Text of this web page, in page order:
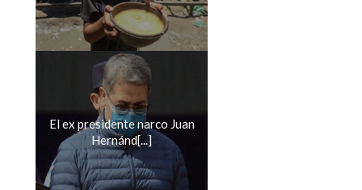
El ex presidente narco Juan
Hernánd[...]